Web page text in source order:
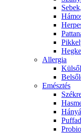
Allergia
Emésztés